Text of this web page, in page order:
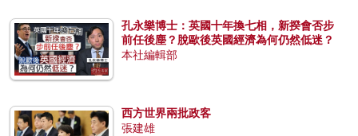
孔永樂博士：英國十年換七相，新揆會否步
前任後塵？脫歐後英國經濟為何仍然低迷？
本社編輯部
西方世界兩批政客
張建雄